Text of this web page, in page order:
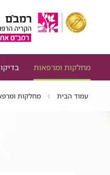
מחלקות ומרפאות
עמוד הבית מחלקות